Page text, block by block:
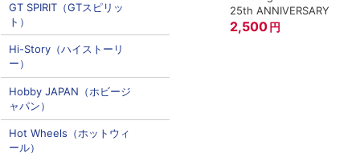
25th ANNIVERSARY
2,500 円
GT SPIRIT（GTスピリッ
ト）
Hi-Story（ハイストーリ
ー）
Hobby JAPAN（ホビージ
ャパン）
Hot Wheels（ホットウィ
ール）